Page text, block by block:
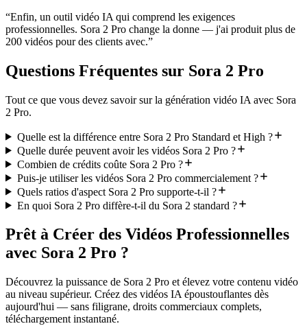
“Enfin, un outil vidéo IA qui comprend les exigences
professionnelles. Sora 2 Pro change la donne — j'ai produit plus de
200 vidéos pour des clients avec.”
Questions Fréquentes sur Sora 2 Pro
Tout ce que vous devez savoir sur la génération vidéo IA avec Sora
2 Pro.
Quelle est la différence entre Sora 2 Pro Standard et High ?
Quelle durée peuvent avoir les vidéos Sora 2 Pro ?
Combien de crédits coûte Sora 2 Pro ?
Puis-je utiliser les vidéos Sora 2 Pro commercialement ?
Quels ratios d'aspect Sora 2 Pro supporte-t-il ?
En quoi Sora 2 Pro diffère-t-il du Sora 2 standard ?
Prêt à Créer des Vidéos Professionnelles
avec Sora 2 Pro ?
Découvrez la puissance de Sora 2 Pro et élevez votre contenu vidéo
au niveau supérieur. Créez des vidéos IA époustouflantes dès
aujourd'hui — sans filigrane, droits commerciaux complets,
téléchargement instantané.